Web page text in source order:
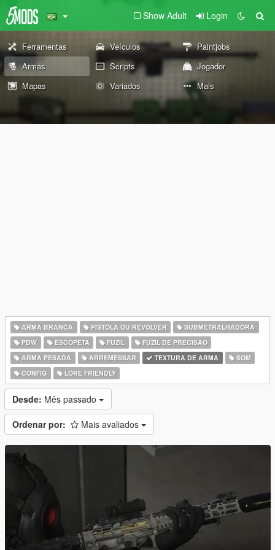
Show Adult Login
Ferramentas Veículos
Paintjobs
Armas
Scripts
Jogador
Mapas
Variados Mais
ARMA BRANCA PISTOLA OU REVÓLVER
SUBMETRALHADORA
PDW
ESCOPETA FUZIL
FUZIL DE PRECISÃO
ARMA PESADA
ARREMESSAR TEXTURA DE ARMA
SOM
CONFIG
LORE FRIENDLY
Desde: Mês passado
Ordenar por: Mais avaliados